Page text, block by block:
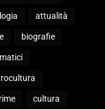
attualità
biografie
cultura